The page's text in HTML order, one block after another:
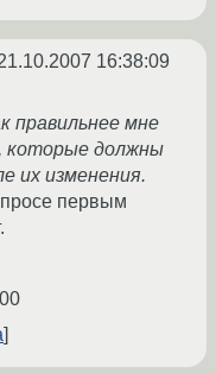
16:38:09
правильнее мне
которые должны
их изменения.
первым